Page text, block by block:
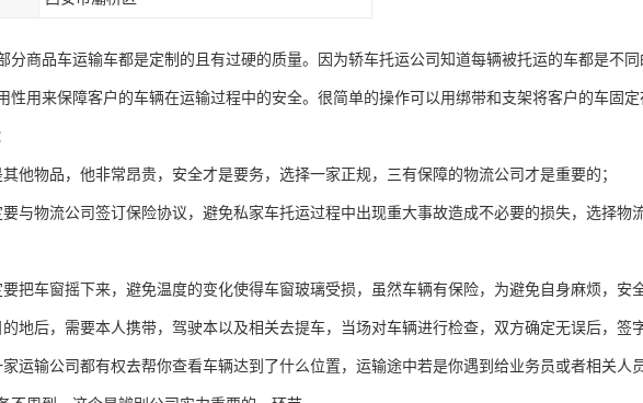
分商品车运输车都是定制的且有过硬的质量。因为轿车托运公司知道每辆被托运的车都是不
性用来保障客户的车辆在运输过程中的安全。很简单的操作可以用绑带和支架将客户的车固定
他物品，他非常昂贵，安全才是要务，选择一家正规，三有保障的物流公司才是重要的；
与物流公司签订保险协议，避免私家车托运过程中出现重大事故造成不必要的损失，选择物
把车窗摇下来，避免温度的变化使得车窗玻璃受损，虽然车辆有保险，为避免自身麻烦，安
地后，需要本人携带，驾驶本以及相关去提车，当场对车辆进行检查，双方确定无误后，签
运输公司都有权去帮你查看车辆达到了什么位置，运输途中若是你遇到给业务员或者相关人